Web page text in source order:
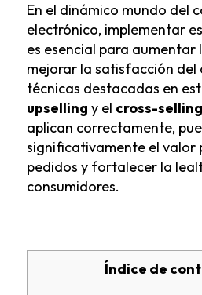
En el dinámico mundo del
electrónico, implementar
es esencial para aumentar
mejorar la satisfacción del
técnicas destacadas en
upselling y el cross-selling
aplican correctamente,
significativamente el valor
pedidos y fortalecer la
consumidores.
Índice de